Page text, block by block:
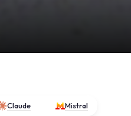
Claude Mistral